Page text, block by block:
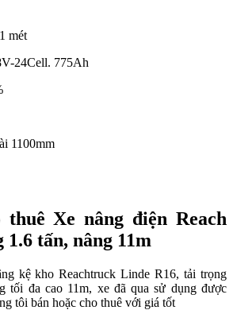
mét
24Cell. 775Ah
1100mm
thuê Xe nâng điện Reach
tấn, nâng 11m
kệ kho Reachtruck Linde R16, tải trọng
tối đa cao 11m, xe đã qua sử dụng được
tôi bán hoặc cho thuê với giá tốt